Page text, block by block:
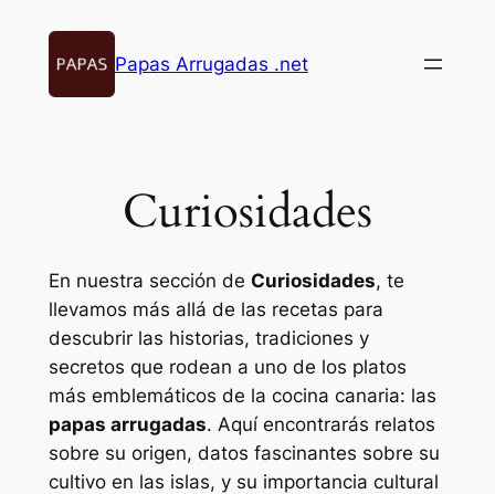
Papas Arrugadas .net
Curiosidades
En nuestra sección de Curiosidades, te
llevamos más allá de las recetas para
descubrir las historias, tradiciones y
secretos que rodean a uno de los platos
más emblemáticos de la cocina canaria: las
papas arrugadas. Aquí encontrarás relatos
sobre su origen, datos fascinantes sobre su
cultivo en las islas, y su importancia cultural